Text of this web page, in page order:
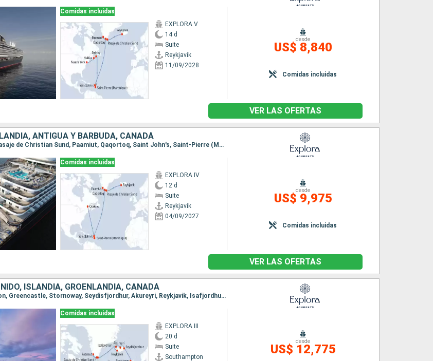
Comidas incluidas
EXPLORA V
14 d
Suite
Reykjavik
11/09/2028
desde
US$ 8,840
Comidas incluidas
VER LAS OFERTAS
ANTIGUA Y BARBUDA, CANADÁ
Itinerario : Reykjavik, Pasaje de Christian Sund, Paamiut, Qaqortoq, Saint John's, Saint-Pierre (Martinique), Quebec
Comidas incluidas
EXPLORA IV
12 d
Suite
Reykjavik
04/09/2027
desde
US$ 9,975
Comidas incluidas
VER LAS OFERTAS
ISLANDIA, GROENLANDIA, CANADÁ
Itinerario : Southampton, Greencastle, Stornoway, Seydisfjordhur, Akureyri, Reykjavik, Isafjordhur, Pasaje de Christian Sund, Paamiut, Nanortalik, Corner Brook, Havre Saint Pierre, Quebec
Comidas incluidas
EXPLORA III
20 d
Suite
Southampton
desde
US$ 12,775